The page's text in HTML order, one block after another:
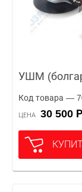
УШМ
Код товара —
ЦЕНА 30 500